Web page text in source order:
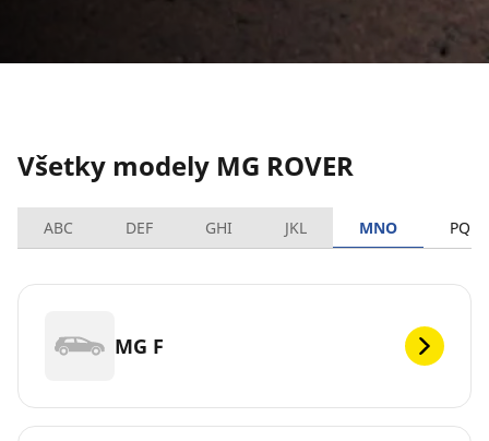
Všetky modely MG ROVER
ABC DEF GHI JKL MNO PQRS
MG F